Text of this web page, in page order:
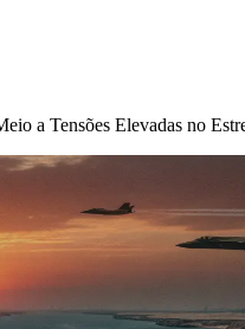
a Tensões Elevadas no